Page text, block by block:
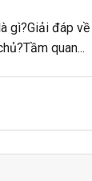
gì?Giải đáp
quan...